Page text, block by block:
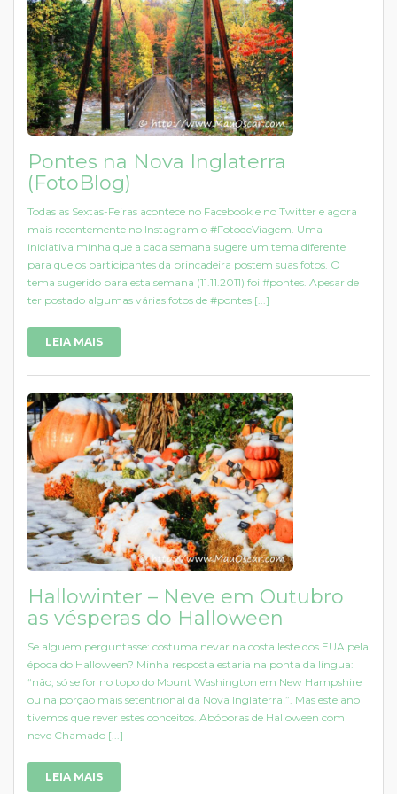
Pontes na Nova Inglaterra
(FotoBlog)
Todas as Sextas-Feiras acontece no Facebook e no Twitter e agora
mais recentemente no Instagram o #FotodeViagem. Uma
iniciativa minha que a cada semana sugere um tema diferente
para que os participantes da brincadeira postem suas fotos. O
tema sugerido para esta semana (11.11.2011) foi #pontes. Apesar de
ter postado algumas várias fotos de #pontes [...]
LEIA MAIS
Hallowinter – Neve em Outubro
as vésperas do Halloween
Se alguem perguntasse: costuma nevar na costa leste dos EUA pela
época do Halloween? Minha resposta estaria na ponta da língua:
“não, só se for no topo do Mount Washington em New Hampshire
ou na porção mais setentrional da Nova Inglaterra!”. Mas este ano
tivemos que rever estes conceitos. Abóboras de Halloween com
neve Chamado [...]
LEIA MAIS